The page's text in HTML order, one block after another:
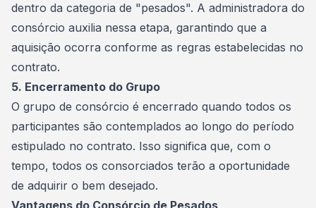
dentro da categoria de "pesados". A administradora do
consórcio auxilia nessa etapa, garantindo que a
aquisição ocorra conforme as regras estabelecidas no
contrato.
5. Encerramento do Grupo
O grupo de consórcio é encerrado quando todos os
participantes são contemplados ao longo do período
estipulado no contrato. Isso significa que, com o
tempo, todos os consorciados terão a oportunidade
de adquirir o bem desejado.
Vantagens do Consórcio de Pesados